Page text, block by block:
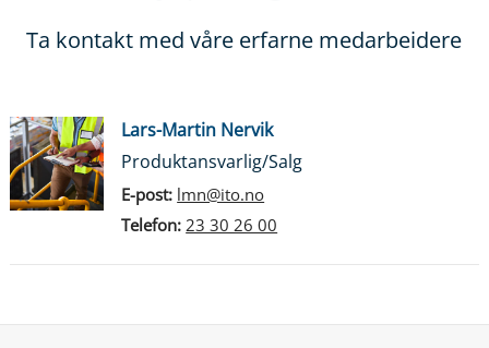
Ta kontakt med våre erfarne medarbeidere
Lars-Martin Nervik
Produktansvarlig/Salg
E-post: lmn@ito.no
Telefon: 23 30 26 00